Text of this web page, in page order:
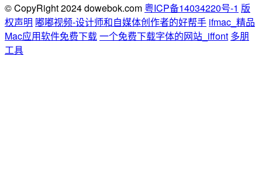
© CopyRight 2024 dowebok.com 粤ICP备14034220号-1 版
权声明 嘟嘟视频-设计师和自媒体创作者的好帮手 ifmac_精品
Mac应用软件免费下载一个免费下载字体的网站_iffont 多朋
工具